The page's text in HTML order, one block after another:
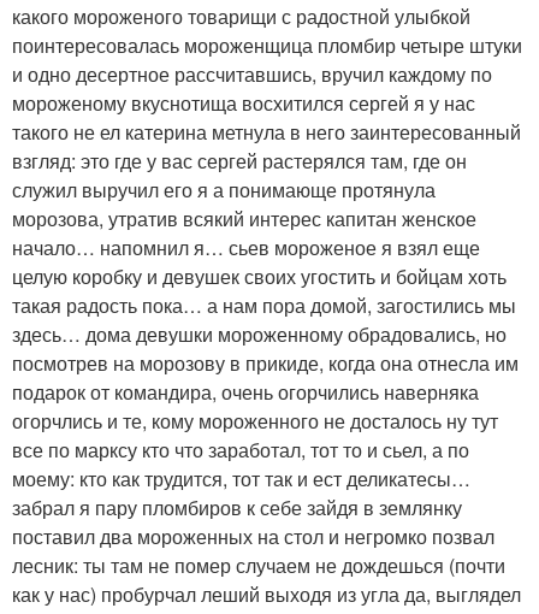
какого мороженого товарищи с радостной улыбкой
поинтересовалась мороженщица пломбир четыре штуки
и одно десертное рассчитавшись, вручил каждому по
мороженому вкуснотища восхитился сергей я у нас
такого не ел катерина метнула в него заинтересованный
взгляд: это где у вас сергей растерялся там, где он
служил выручил его я а понимающе протянула
морозова, утратив всякий интерес капитан женское
начало… напомнил я… сьев мороженое я взял еще
целую коробку и девушек своих угостить и бойцам хоть
такая радость пока… а нам пора домой, загостились мы
здесь… дома девушки мороженному обрадовались, но
посмотрев на морозову в прикиде, когда она отнесла им
подарок от командира, очень огорчились наверняка
огорчлись и те, кому мороженного не досталось ну тут
все по марксу кто что заработал, тот то и сьел, а по
моему: кто как трудится, тот так и ест деликатесы…
забрал я пару пломбиров к себе зайдя в землянку
поставил два мороженных на стол и негромко позвал
лесник: ты там не помер случаем не дождешься (почти
как у нас) пробурчал леший выходя из угла да, выглядел